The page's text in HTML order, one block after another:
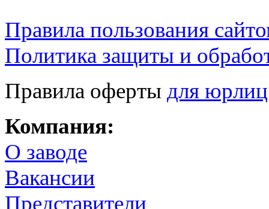
Правила пользования
Политика защиты и
Правила оферты для
Компания:
О заводе
Вакансии
Представители